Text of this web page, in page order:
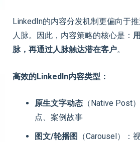
LinkedIn的内容分发机制更偏向于
人脉。因此，内容策略的核心是：
脉，再通过人脉触达潜在客户。
高效的LinkedIn内容类型：
原生文字动态（Native Post
点、案例故事
图文/轮播图 （Carousel）：